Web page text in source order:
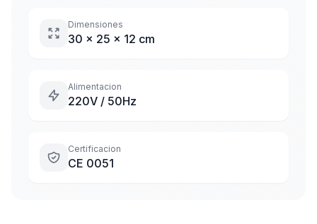
Dimensiones
30 x 25 x 12 cm
Alimentacion
220V / 50Hz
Certificacion
CE 0051